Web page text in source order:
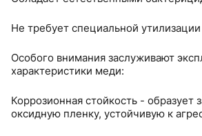
Не требует специальной утилизации
Особого внимания заслуживают
характеристики меди:
Коррозионная стойкость - образует
оксидную пленку, устойчивую к